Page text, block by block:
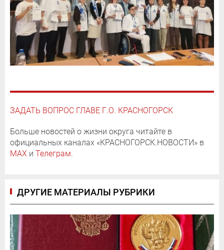
ЗАДАТЬ ВОПРОС ГЛАВЕ Г.О. КРАСНОГОРСК
Больше новостей о жизни округа читайте в
официальных каналах «КРАСНОГОРСК.НОВОСТИ» в
MAX и Телеграм.
ДРУГИЕ МАТЕРИАЛЫ РУБРИКИ